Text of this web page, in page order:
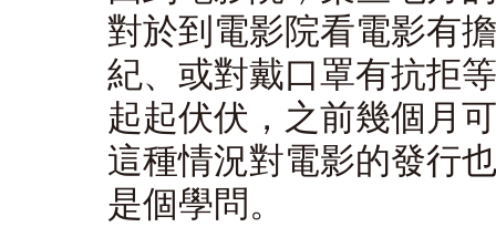
對於到電影院看電影有
紀、或對戴口罩有抗拒
起起伏伏，之前幾個月
這種情況對電影的發行
是個學問。